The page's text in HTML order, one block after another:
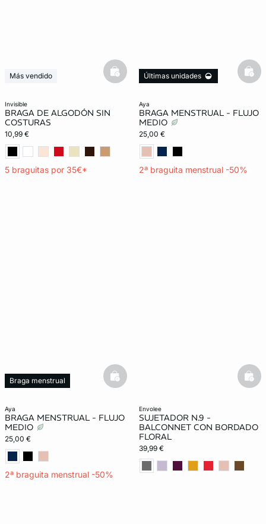
invisible
BRAGA DE ALGODÓN SIN
COSTURAS
10,99 €
5 braguitas por 35€*
Más vendido
Lencería invisible
basketfull
aya
BRAGA MENSTRUAL - FLUJO
MEDIO
25,00 €
2ª braguita menstrual -50%
Últimas unidades
aya
BRAGA MENSTRUAL - FLUJO
MEDIO
25,00 €
2ª braguita menstrual -50%
Braga menstrual basketfull
envolee
SUJETADOR N.9 -
BALCONNET CON BORDADO
FLORAL
39,99 €